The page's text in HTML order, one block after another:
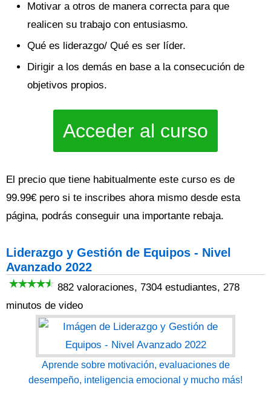
Motivar a otros de manera correcta para que
realicen su trabajo con entusiasmo.
Qué es liderazgo/ Qué es ser líder.
Dirigir a los demás en base a la consecución de
objetivos propios.
Acceder al curso
El precio que tiene habitualmente este curso es de
99.99€ pero si te inscribes ahora mismo desde esta
página, podrás conseguir una importante rebaja.
Liderazgo y Gestión de Equipos - Nivel
Avanzado 2022
882 valoraciones, 7304 estudiantes, 278
minutos de video
Aprende sobre motivación, evaluaciones de
desempeño, inteligencia emocional y mucho más!